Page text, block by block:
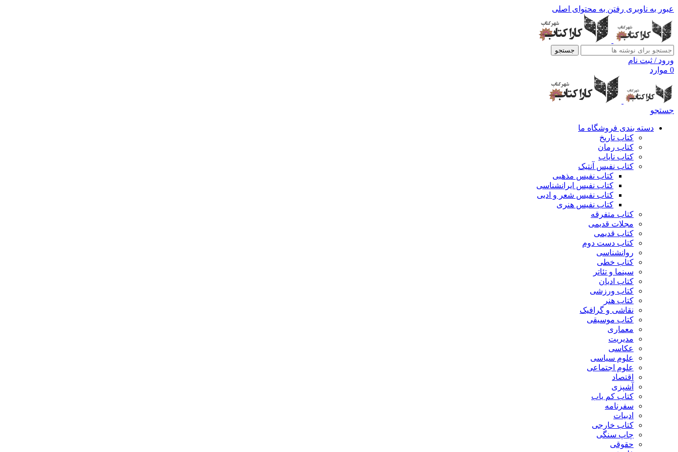
عبور به ناوبری رفتن به محتوای اصلی
جستجو
ورود / ثبت نام
0 موارد
جستجو
دسته بندی فروشگاه ما
کتاب تاریخ
کتاب رمان
کتاب نایاب
کتاب نفیس آنتیک
کتاب نفیس مذهبی
کتاب نفیس ایرانشناسی
کتاب نفیس شعر و ادبی
کتاب نفیس هنری
کتاب متفرقه
مجلات قدیمی
کتاب قدیمی
کتاب دست دوم
روانشناسی
کتاب خطی
سینما و تئاتر
کتاب ادیان
کتاب ورزشی
کتاب هنر
نقاشی و گرافیک
کتاب موسیقی
معماری
مدیریت
عکاسی
علوم سیاسی
علوم اجتماعی
اقتصاد
آشپزی
کتاب کم یاب
سفرنامه
ادبیات
کتاب خارجی
چاپ سنگی
حقوقی